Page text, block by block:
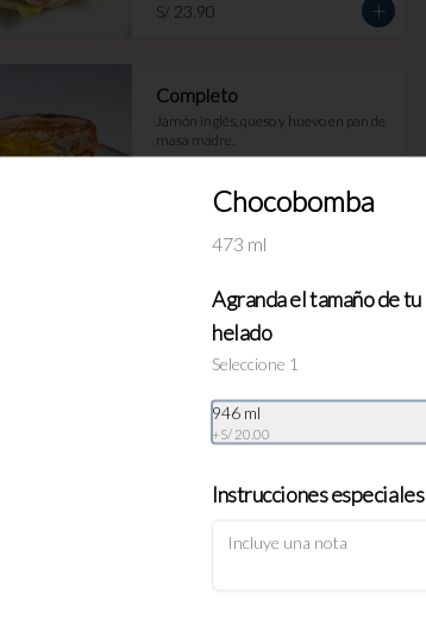
S/ 23.90
Completo
Jamón inglés, queso y huevo en pan de
masa madre.
Croissant con Huevos
revueltos
Servido en nuestro delicioso Croissant
con cheddar y tocino
S/ 19.90
Grilled Cheese
Mix de queso edam, mozzarella y
madre molde.
Chocobomba
473 ml
Agranda el tamaño de tu
helado
Seleccione 1
946 ml
+S/ 20.00
Instrucciones especiales